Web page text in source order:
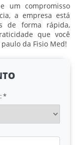
um compromisso
a empresa está
de forma rápida,
que você
paulo da Fisio Med!
*